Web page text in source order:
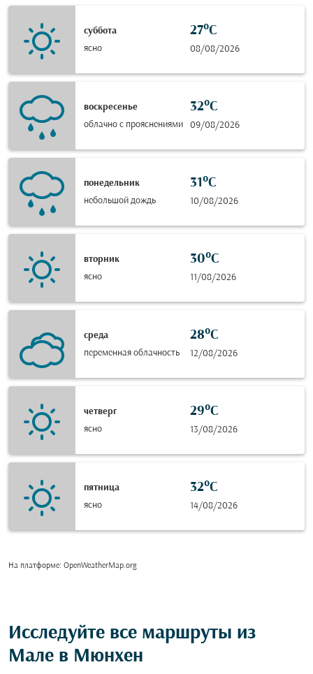
суббота
ясно
27°C
08/08/2026
воскресенье
облачно с прояснениями
32°C
09/08/2026
понедельник
небольшой дождь
31°C
10/08/2026
вторник
ясно
30°C
11/08/2026
среда
переменная облачность
28°C
12/08/2026
четверг
ясно
29°C
13/08/2026
пятница
ясно
32°C
14/08/2026
На платформе: OpenWeatherMap.org
Исследуйте все маршруты из
Мале в Мюнхен